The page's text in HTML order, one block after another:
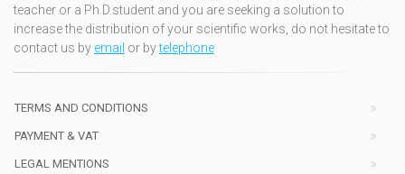
teacher or a Ph.D.student and you are seeking a solution to
increase the distribution of your scientific works, do not hesitate to
contact us by email or bytelephone
TERMS AND CONDITIONS
PAYMENT & VAT
LEGAL MENTIONS